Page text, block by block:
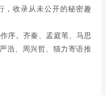
收录从未公开的秘密趣
序。齐秦、孟庭苇、马思
浩、周兴哲、猫力寄语推